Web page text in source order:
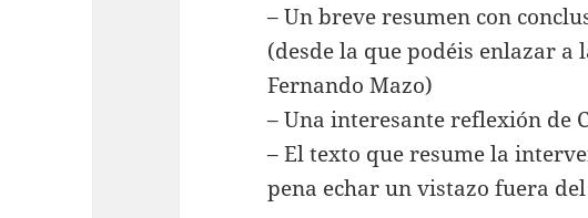
– Un breve resumen con
(desde la que podéis enlazar a
Fernando Mazo)
– Una interesante reflexión de
– El texto que resume la
pena echar un vistazo fuera